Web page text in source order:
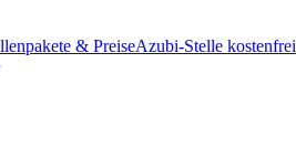
& PreiseAzubi-Stelle kostenfrei